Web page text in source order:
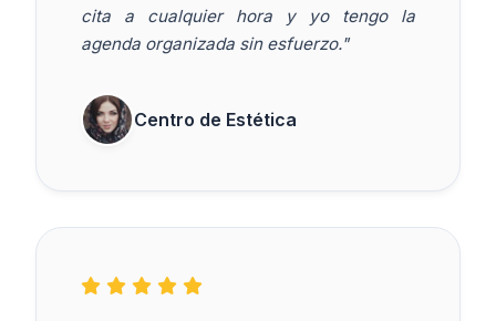
cita a cualquier hora y yo tengo la
agenda organizada sin esfuerzo."
Centro de Estética